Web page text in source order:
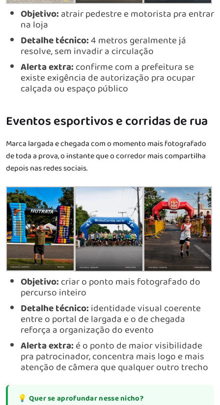
Objetivo:atrair pedestre e motorista pra entrar
na loja
Detalhe técnico:4 metros geralmente já
resolve, sem invadir a circulação
Alerta extra:confirme com a prefeitura se
existe exigência de autorização pra ocupar
calçada ou espaço público
Eventos esportivos e corridas de rua
Marca largada e chegada com o momento mais fotografado
de toda a prova, o instante que o corredor mais compartilha
depois nas redes sociais.
Objetivo:criar o ponto mais fotografado do
percurso inteiro
Detalhe técnico:identidade visual coerente
entre o portal de largada e o de chegada
reforça a organização do evento
Alerta extra:é o ponto de maior visibilidade
pra patrocinador, concentra mais logo e mais
atenção de câmera que qualquer outro trecho
💡 Quer se aprofundar nesse nicho?